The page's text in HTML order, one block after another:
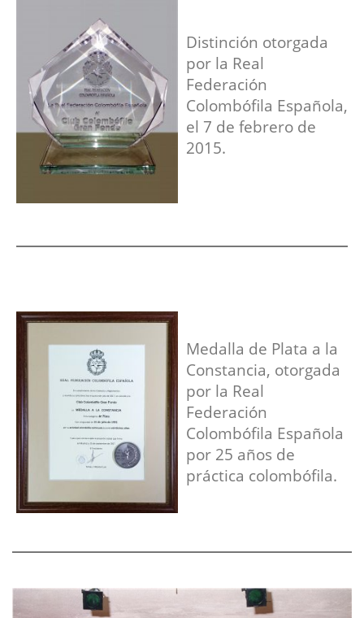
Distinción otorgada
por la Real
Federación
Colombófila Española,
el 7 de febrero de
2015.
Medalla de Plata a la
Constancia, otorgada
por la Real
Federación
Colombófila Española
por 25 años de
práctica colombófila.